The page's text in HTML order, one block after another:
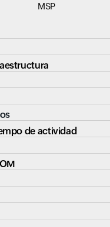
MSP
de actividad